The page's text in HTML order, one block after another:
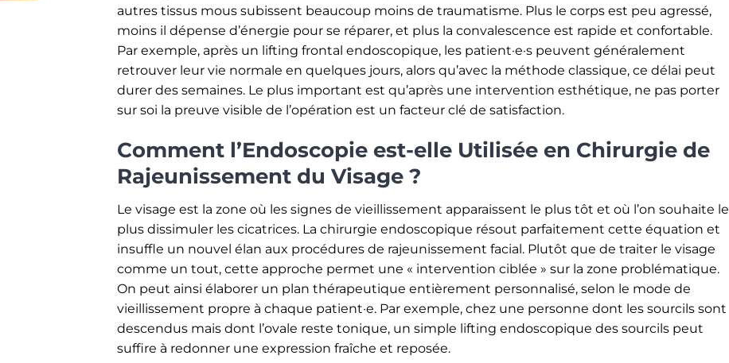
autres tissus mous subissent beaucoup moins de traumatisme. Plus le corps est peu agressé,
moins il dépense d’énergie pour se réparer, et plus la convalescence est rapide et confortable.
Par exemple, après un lifting frontal endoscopique, les patient·e·s peuvent généralement
retrouver leur vie normale en quelques jours, alors qu’avec la méthode classique, ce délai peut
durer des semaines. Le plus important est qu’après une intervention esthétique, ne pas porter
sur soi la preuve visible de l’opération est un facteur clé de satisfaction.
Comment l’Endoscopie est-elle Utilisée en Chirurgie de
Rajeunissement du Visage ?
Le visage est la zone où les signes de vieillissement apparaissent le plus tôt et où l’on souhaite le
plus dissimuler les cicatrices. La chirurgie endoscopique résout parfaitement cette équation et
insuffle un nouvel élan aux procédures de rajeunissement facial. Plutôt que de traiter le visage
comme un tout, cette approche permet une « intervention ciblée » sur la zone problématique.
On peut ainsi élaborer un plan thérapeutique entièrement personnalisé, selon le mode de
vieillissement propre à chaque patient·e. Par exemple, chez une personne dont les sourcils sont
descendus mais dont l’ovale reste tonique, un simple lifting endoscopique des sourcils peut
suffire à redonner une expression fraîche et reposée.